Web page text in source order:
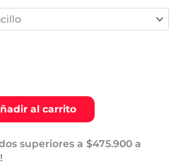
al carrito
superiores a $475.900 a